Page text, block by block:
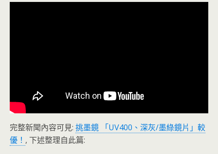
完整新聞內容可見: 挑墨鏡 「UV400、深灰/墨綠鏡片」較
優！ , 下述整理自此篇: